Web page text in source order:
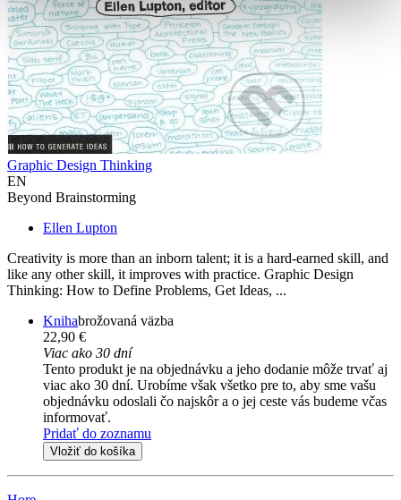
Graphic Design Thinking
EN
Beyond Brainstorming
Ellen Lupton
Creativity is more than an inborn talent; it is a hard-earned skill, and
like any other skill, it improves with practice. Graphic Design
Thinking: How to Define Problems, Get Ideas, ...
Knihabrožovaná väzba
22,90 €
Viac ako 30 dní
Tento produkt je na objednávku a jeho dodanie môže trvať aj
viac ako 30 dní. Urobíme však všetko pre to, aby sme vašu
objednávku odoslali čo najskôr a o jej ceste vás budeme včas
informovať.
Pridať do zoznamu
Vložiť do košíka